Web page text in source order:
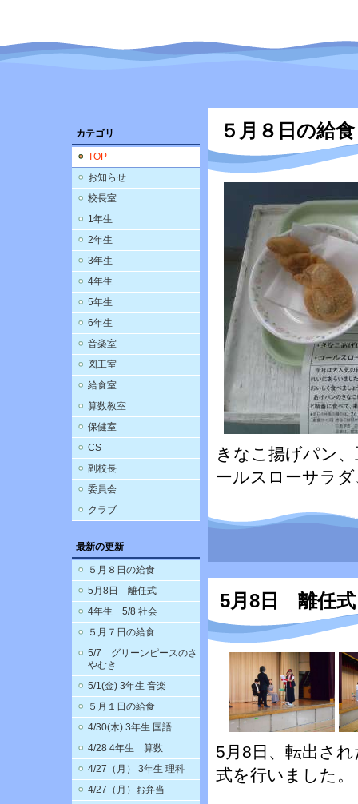
カテゴリ
TOP
お知らせ
校長室
1年生
2年生
3年生
4年生
5年生
6年生
音楽室
図工室
給食室
算数教室
保健室
CS
副校長
委員会
クラブ
最新の更新
５月８日の給食
5月8日 離任式
4年生 5/8 社会
５月７日の給食
5/7 グリーンピースのさ
やむき
5/1(金) 3年生 音楽
５月１日の給食
4/30(木) 3年生 国語
4/28 4年生 算数
4/27（月） 3年生 理科
4/27（月）お弁当
５月８日の給食
きなこ揚げパン
ールスローサラダ
5月8日 離任式
5月8日、転出さ
式を行いました。